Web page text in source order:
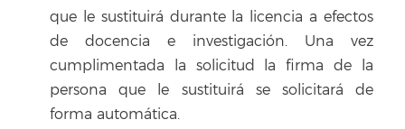
que le sustituirá durante la licencia a efectos
de docencia e investigación. Una vez
cumplimentada la solicitud la firma de la
persona que le sustituirá se solicitará de
forma automática.